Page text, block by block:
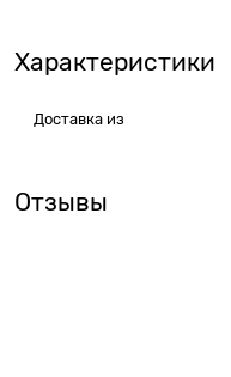
Характеристики
Доставка из
Отзывы